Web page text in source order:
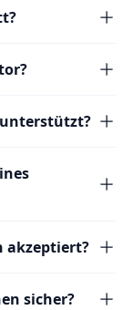
akzeptiert?
sicher?